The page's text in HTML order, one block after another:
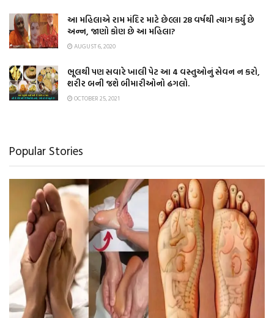
આ મહિલાએ રામ મંદિર માટે છેલ્લા 28 વર્ષથી ત્યાગ કર્યુ છે
અન્ન, જાણો કોણ છે આ મહિલા?
AUGUST 6, 2020
ભૂલથી પણ સવારે ખાલી પેટ આ 4 વસ્તુઓનું સેવન ન કરો,
શરીર બની જશે બીમારીઓનો ઢગલો.
OCTOBER 25, 2021
Popular Stories